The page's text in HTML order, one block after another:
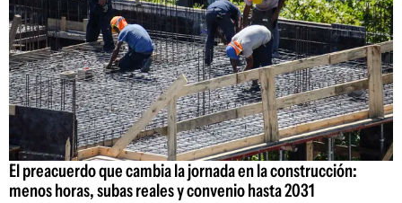
El preacuerdo que cambia la jornada en la construcción:
menos horas, subas reales y convenio hasta 2031